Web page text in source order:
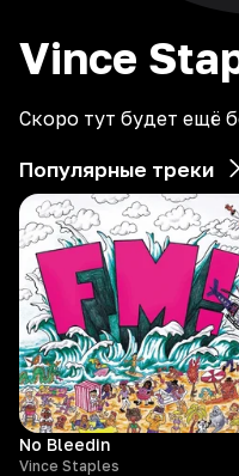
Vince
Скоро тут будет ещё
Популярные треки
No Bleedin
Vince Staples